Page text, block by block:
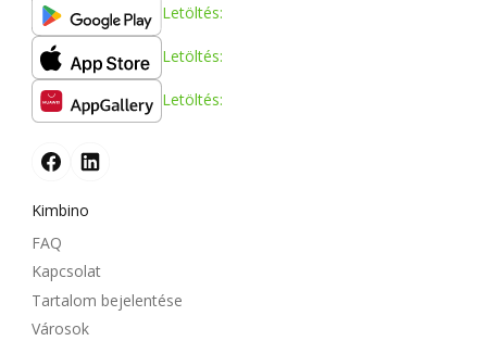
Letöltés:
Letöltés:
Letöltés:
Kimbino
FAQ
Kapcsolat
Tartalom bejelentése
Városok